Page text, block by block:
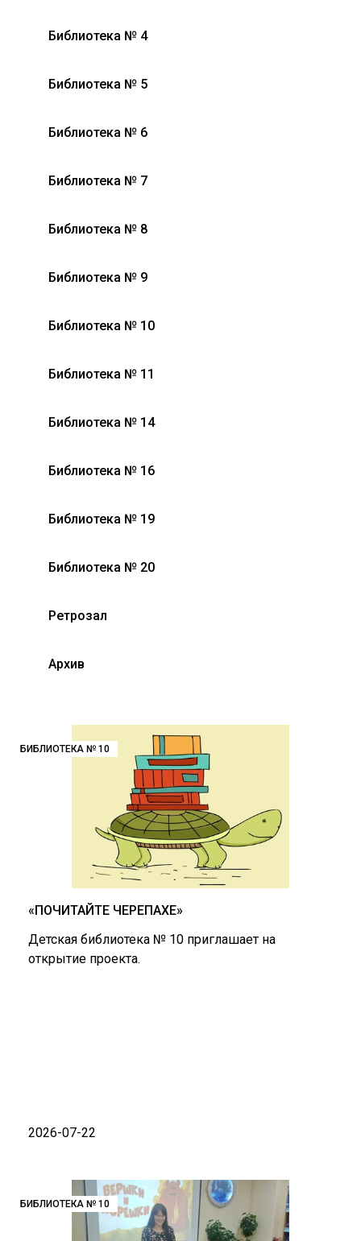
Библиотека № 4
Библиотека № 5
Библиотека № 6
Библиотека № 7
Библиотека № 8
Библиотека № 9
Библиотека № 10
Библиотека № 11
Библиотека № 14
Библиотека № 16
Библиотека № 19
Библиотека № 20
Ретрозал
Архив
БИБЛИОТЕКА № 10
«ПОЧИТАЙТЕ ЧЕРЕПАХЕ»
Детская библиотека № 10 приглашает на
открытие проекта.
2026-07-22
БИБЛИОТЕКА № 10